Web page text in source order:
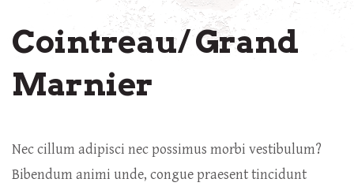
Cointreau/ Grand
Marnier
Nec cillum adipisci nec possimus morbi vestibulum?
Bibendum animi unde, congue praesent tincidunt